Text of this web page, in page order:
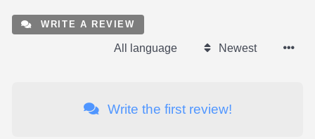
WRITE A REVIEW
All language Newest
Write the first review!